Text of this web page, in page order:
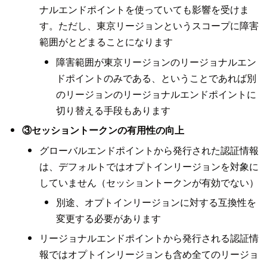
ナルエンドポイントを使っていても影響を受けま
す。ただし、東京リージョンというスコープに障害
範囲がとどまることになります
障害範囲が東京リージョンのリージョナルエン
ドポイントのみである、ということであれば別
のリージョンのリージョナルエンドポイントに
切り替える手段もあります
③セッショントークンの有用性の向上
グローバルエンドポイントから発行された認証情報
は、デフォルトではオプトインリージョンを対象に
していません（セッショントークンが有効でない）
別途、オプトインリージョンに対する互換性を
変更する必要があります
リージョナルエンドポイントから発行される認証情
報ではオプトインリージョンも含め全てのリージョ